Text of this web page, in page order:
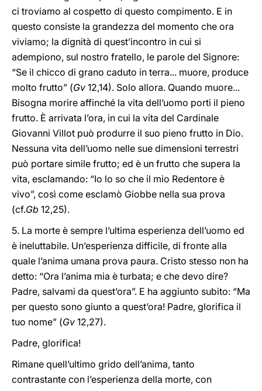
ci troviamo al cospetto di questo compimento. E in
questo consiste la grandezza del momento che ora
viviamo; la dignità di quest’incontro in cui si
adempiono, sul nostro fratello, le parole del Signore:
“Se il chicco di grano caduto in terra... muore, produce
molto frutto” (Gv 12,14). Solo allora. Quando muore...
Bisogna morire affinché la vita dell’uomo porti il pieno
frutto. È arrivata l’ora, in cui la vita del Cardinale
Giovanni Villot può produrre il suo pieno frutto in Dio.
Nessuna vita dell’uomo nelle sue dimensioni terrestri
può portare simile frutto; ed è un frutto che supera la
vita, esclamando: “Io lo so che il mio Redentore è
vivo”, così come esclamò Giobbe nella sua prova
(cf.Gb 12,25).
5. La morte è sempre l’ultima esperienza dell’uomo ed
è ineluttabile. Un’esperienza difficile, di fronte alla
quale l’anima umana prova paura. Cristo stesso non ha
detto: “Ora l’anima mia è turbata; e che devo dire?
Padre, salvami da quest’ora”. E ha aggiunto subito: “Ma
per questo sono giunto a quest’ora! Padre, glorifica il
tuo nome” (Gv 12,27).
Padre, glorifica!
Rimane quell’ultimo grido dell’anima, tanto
contrastante con l’esperienza della morte, con